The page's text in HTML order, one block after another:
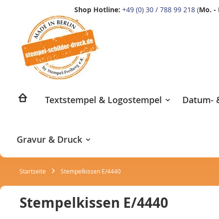
Shop Hotline: +49 (0) 30 / 788 99 218 (Mo. -
springen
Textstempel & Logostempel Datum-
Gravur & Druck
Startseite Stempelkissen E/4440
Stempelkissen E/4440